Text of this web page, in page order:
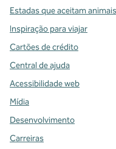
Estadas que aceitam
Inspiração para viajar
Cartões de crédito
Central de ajuda
Acessibilidade web
Mídia
Desenvolvimento
Carreiras